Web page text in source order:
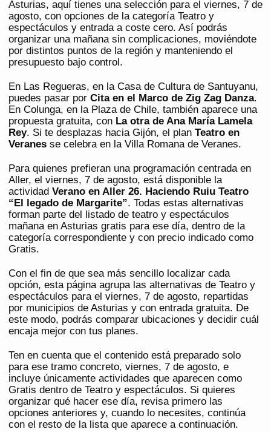
Asturias, aquí tienes una selección para el viernes, 7 de
agosto, con opciones de la categoría Teatro y
espectáculos y entrada a coste cero. Así podrás
organizar una mañana sin complicaciones, moviéndote
por distintos puntos de la región y manteniendo el
presupuesto bajo control.
En Las Regueras, en la Casa de Cultura de Santuyanu,
puedes pasar por Cita en el Marco de Zig Zag Danza.
En Colunga, en la Plaza de Chile, también aparece una
propuesta gratuita, con La otra de Ana María Lamela
Rey. Si te desplazas hacia Gijón, el plan Teatro en
Veranes se celebra en la Villa Romana de Veranes.
Para quienes prefieran una programación centrada en
Aller, el viernes, 7 de agosto, está disponible la
actividad Verano en Aller 26. Haciendo Ruiu Teatro
“El legado de Margarite”. Todas estas alternativas
forman parte del listado de teatro y espectáculos
mañana en Asturias gratis para ese día, dentro de la
categoría correspondiente y con precio indicado como
Gratis.
Con el fin de que sea más sencillo localizar cada
opción, esta página agrupa las alternativas de Teatro y
espectáculos para el viernes, 7 de agosto, repartidas
por municipios de Asturias y con entrada gratuita. De
este modo, podrás comparar ubicaciones y decidir cuál
encaja mejor con tus planes.
Ten en cuenta que el contenido está preparado solo
para ese tramo concreto, viernes, 7 de agosto, e
incluye únicamente actividades que aparecen como
Gratis dentro de Teatro y espectáculos. Si quieres
organizar qué hacer ese día, revisa primero las
opciones anteriores y, cuando lo necesites, continúa
con el resto de la lista que aparece a continuación.